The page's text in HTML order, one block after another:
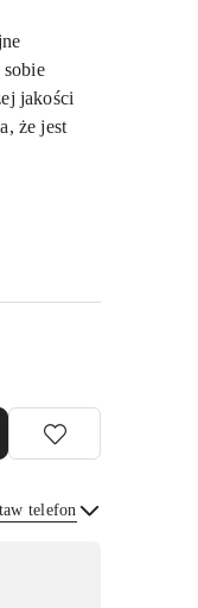
jakości
że jest
telefon